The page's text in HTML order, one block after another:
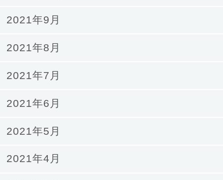
2021年9月
2021年8月
2021年7月
2021年6月
2021年5月
2021年4月